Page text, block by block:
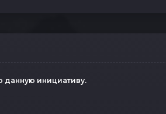
инициативу.